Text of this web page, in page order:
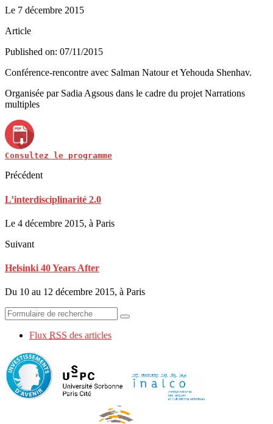
Le 7 décembre 2015
Article
Published on: 07/11/2015
Conférence-rencontre avec Salman Natour et Yehouda Shenhav.
Organisée par Sadia Agsous dans le cadre du projet Narrations
multiples
Consultez le programme
Précédent
L’interdisciplinarité 2.0
Le 4 décembre 2015, à Paris
Suivant
Helsinki 40 Years After
Du 10 au 12 décembre 2015, à Paris
Flux RSS des articles